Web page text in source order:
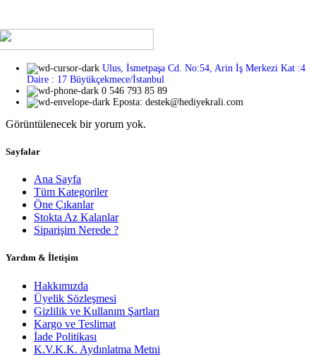
Ulus, İsmetpaşa Cd. No:54, Arin İş Merkezi Kat :4
Daire : 17 Büyükçekmece/İstanbul
0 546 793 85 89
Eposta: destek@hediyekrali.com
Görüntülenecek bir yorum yok.
Sayfalar
Ana Sayfa
Tüm Kategoriler
Öne Çıkanlar
Stokta Az Kalanlar
Siparişim Nerede ?
Yardım & İletişim
Hakkımızda
Üyelik Sözleşmesi
Gizlilik ve Kullanım Şartları
Kargo ve Teslimat
İade Politikası
K.V.K.K. Aydınlatma Metni